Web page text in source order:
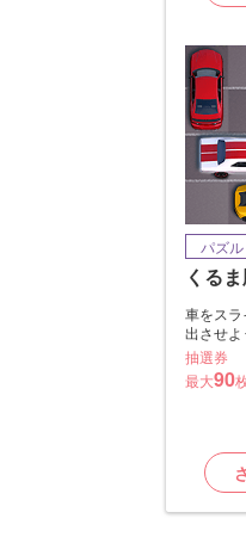
パズル
くる
車をス
出させよ
抽選券
最大90